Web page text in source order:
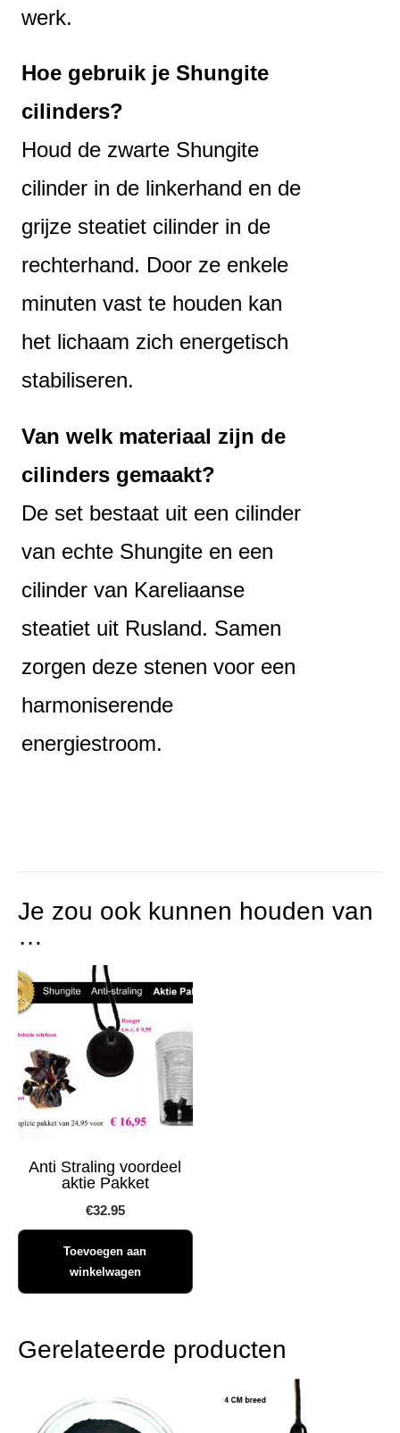
werk.
Hoe gebruik je Shungite
cilinders?
Houd de zwarte Shungite
cilinder in de linkerhand en de
grijze steatiet cilinder in de
rechterhand. Door ze enkele
minuten vast te houden kan
het lichaam zich energetisch
stabiliseren.
Van welk materiaal zijn de
cilinders gemaakt?
De set bestaat uit een cilinder
van echte Shungite en een
cilinder van Kareliaanse
steatiet uit Rusland. Samen
zorgen deze stenen voor een
harmoniserende
energiestroom.
Je zou ook kunnen houden van
…
Anti Straling voordeel
aktie Pakket
€32.95
Toevoegen aan
winkelwagen
Gerelateerde producten